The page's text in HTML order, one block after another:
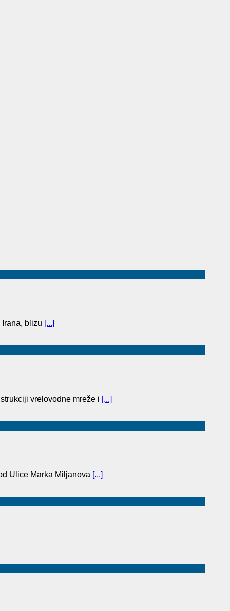
blizu [...]
vrelovodne mreže i [...]
Ulice Marka Miljanova [...]